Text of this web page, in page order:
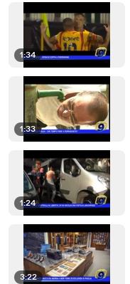
1:34
1:33
1:24
3:22